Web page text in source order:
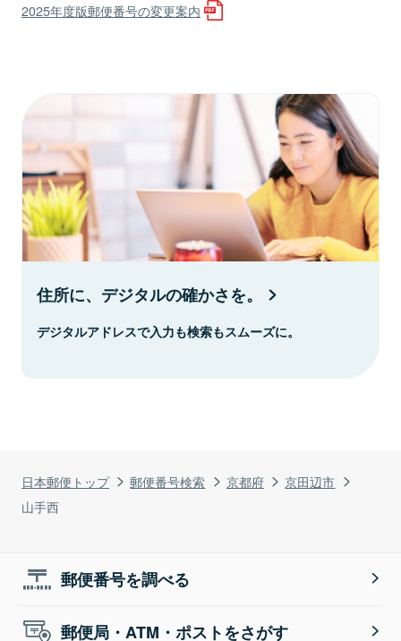
日本郵便トップ 郵便番号検索 京都府
京田辺市
山手西
2025年度版郵便番号の変更案内
住所に、デジタルの確かさを。
デジタルアドレスで入力も検索もスムーズに。
郵便番号を調べる
郵便局・ATM・ポストをさがす